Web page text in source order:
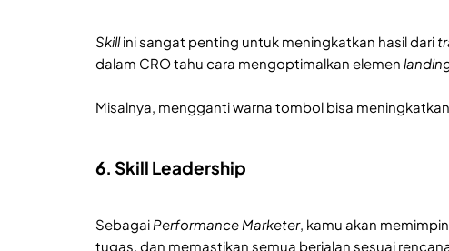
Skillini sangat penting untuk meningkatkan hasil dari
dalam CRO tahu cara mengoptimalkan elemen
Misalnya, mengganti warna tombol bisa
6. Skill Leadership
Sebagai Performance Marketer, kamu akan
tugas, dan memastikan semua berjalan sesuai